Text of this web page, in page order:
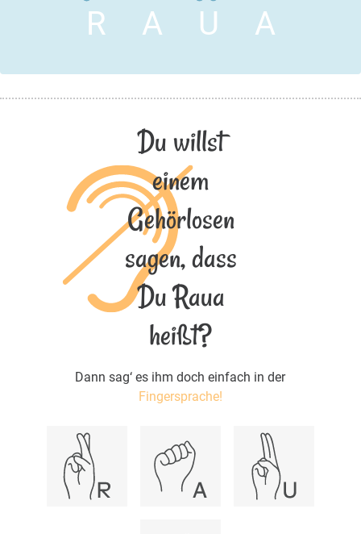
R A U A
Du willst
einem
Gehörlosen
sagen, dass
Du Raua
heißt?
Dann sag‘ es ihm doch einfach in der
Fingersprache!